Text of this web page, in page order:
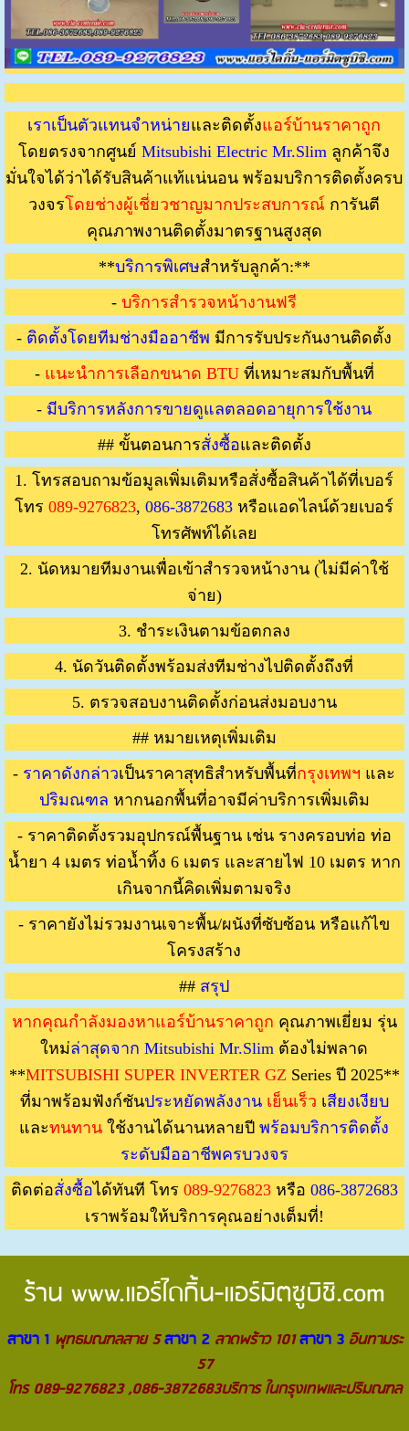
เราเป็นตัวแทนจำหน่ายและติดตั้งแอร์บ้านราคาถูก
โดยตรงจากศูนย์Mitsubishi Electric Mr.Slim ลูกค้าจึง
มั่นใจได้ว่าได้รับสินค้าแท้แน่นอน พร้อมบริการติดตั้งครบ
วงจรโดยช่างผู้เชี่ยวชาญมากประสบการณ์ การันตี
คุณภาพงานติดตั้งมาตรฐานสูงสุด
**บริการพิเศษสำหรับลูกค้า:**
-บริการสำรวจหน้างานฟรี
- ติดตั้งโดยทีมช่างมืออาชีพ มีการรับประกันงานติดตั้ง
- แนะนำการเลือกขนาด BTUที่เหมาะสมกับพื้นที่
- มีบริการหลังการขายดูแลตลอดอายุการใช้งาน
## ขั้นตอนการสั่งซื้อและติดตั้ง
1. โทรสอบถามข้อมูลเพิ่มเติมหรือสั่งซื้อสินค้าได้ที่เบอร์
โทร 089-9276823, 086-3872683 หรือแอดไลน์ด้วยเบอร์
โทรศัพท์ได้เลย
2. นัดหมายทีมงานเพื่อเข้าสำรวจหน้างาน (ไม่มีค่าใช้
จ่าย)
3. ชำระเงินตามข้อตกลง
4. นัดวันติดตั้งพร้อมส่งทีมช่างไปติดตั้งถึงที่
5. ตรวจสอบงานติดตั้งก่อนส่งมอบงาน
## หมายเหตุเพิ่มเติม
- ราคาดังกล่าวเป็นราคาสุทธิสำหรับพื้นที่กรุงเทพฯ และ
ปริมณฑล หากนอกพื้นที่อาจมีค่าบริการเพิ่มเติม
- ราคาติดตั้งรวมอุปกรณ์พื้นฐาน เช่น รางครอบท่อ ท่อ
น้ำยา 4 เมตร ท่อน้ำทิ้ง 6 เมตร และสายไฟ 10 เมตร หาก
เกินจากนี้คิดเพิ่มตามจริง
- ราคายังไม่รวมงานเจาะพื้น/ผนังที่ซับซ้อน หรือแก้ไข
โครงสร้าง
## สรุป
หากคุณกำลังมองหาแอร์บ้านราคาถูก คุณภาพเยี่ยม รุ่น
ใหม่ล่าสุดจาก Mitsubishi Mr.Slim ต้องไม่พลาด
**MITSUBISHI SUPER INVERTER GZ Series ปี 2025**
ที่มาพร้อมฟังก์ชันประหยัดพลังงาน เย็นเร็ว เสียงเงียบ
และทนทาน ใช้งานได้นานหลายปีพร้อมบริการติดตั้ง
ระดับมืออาชีพครบวงจร
ติดต่อสั่งซื้อได้ทันที โทร 089-9276823หรือ 086-3872683
เราพร้อมให้บริการคุณอย่างเต็มที่!
ร้าน www.แอร์ไดกิ้น-แอร์มิตซูบิชิ.com
สาขา 1พุทธมณฑลสาย 5 สาขา 2ลาดพร้าว 101 สาขา 3 อินทามระ
57
โทร 089-9276823 ,086-3872683บริการ ในกรุงเทพและปริมณฑล